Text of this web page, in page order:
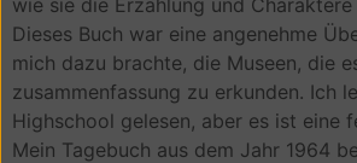
Dieses Buch war eine angenehme
mich dazu brachte, die Museen, die
zusammenfassung zu erkunden. Ich
Highschool gelesen, aber es ist eine
Mein Tagebuch aus dem Jahr 1964